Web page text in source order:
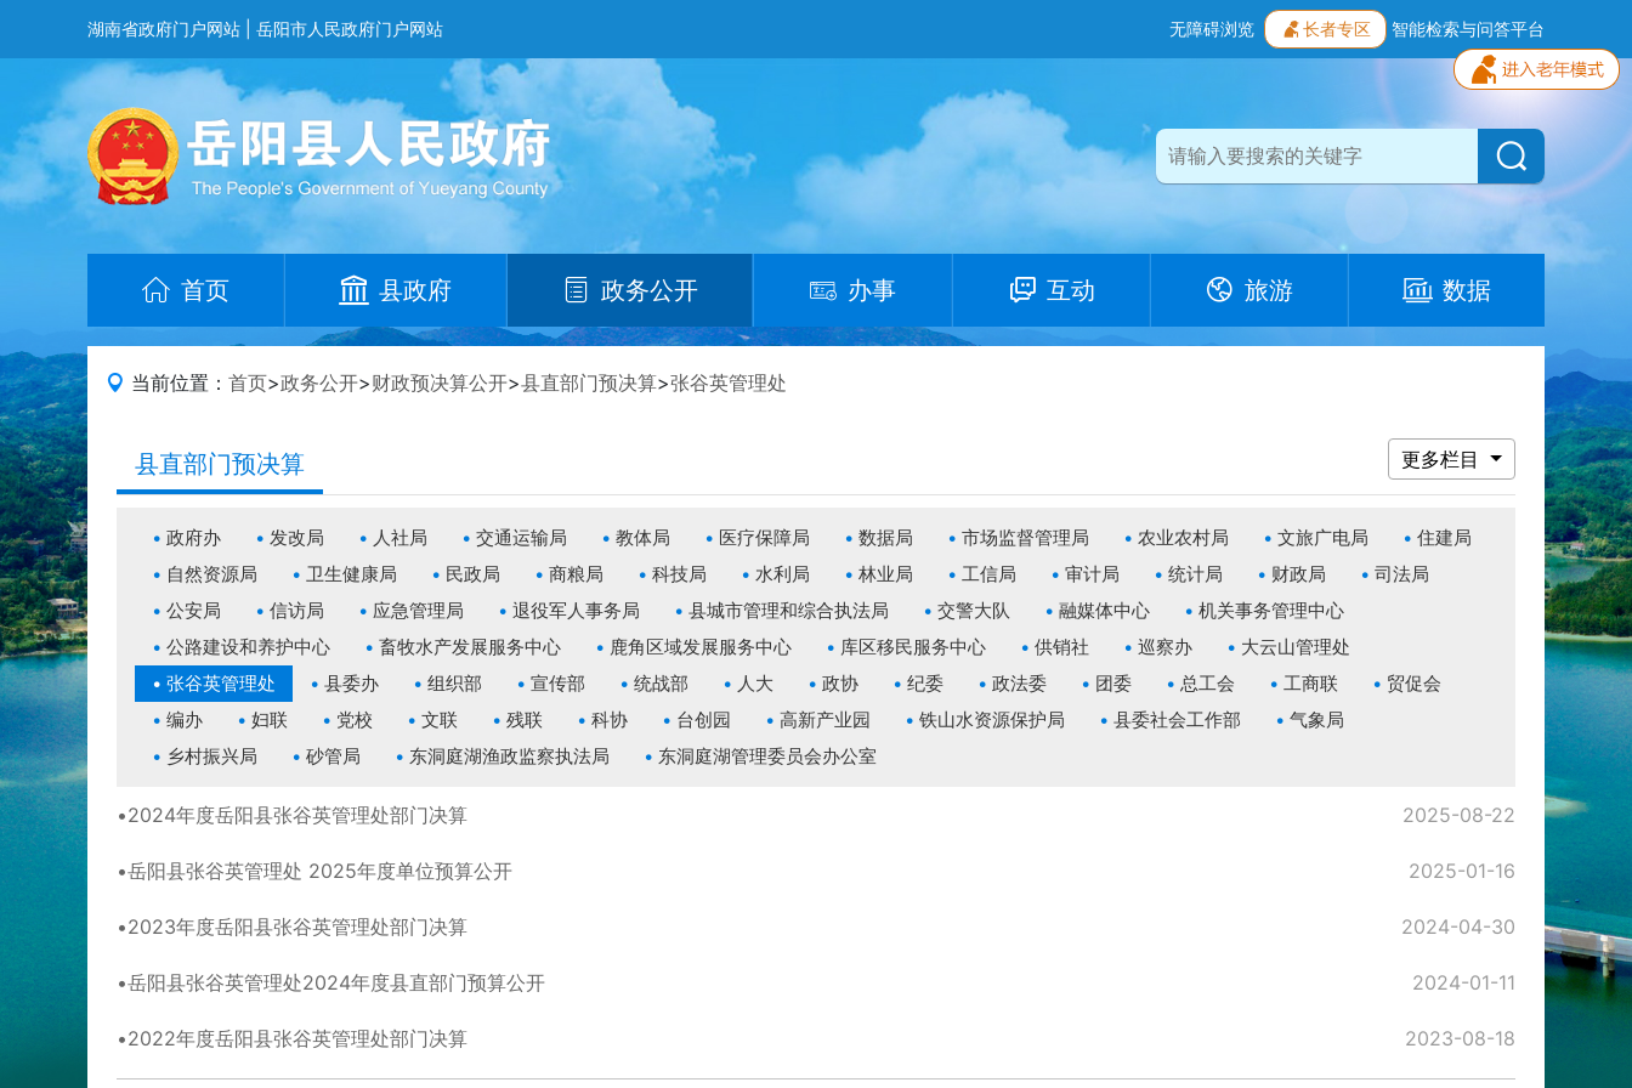
湖南省政府门户网站 岳阳市人民政府门户网站 无障碍浏览 长者专区 智能检索与问答平台
首页 县政府 政务公开 办事 互动 旅游 数据
当前位置： 首页>政务公开>财政预决算公开>县直部门预决算>张谷英管理处
县直部门预决算 更多栏目
政府办 发改局 人社局 交通运输局 教体局 医疗保障局 数据局 市场监督管理局 农业农村局 文旅广电局
住建局
自然资源局
卫生健康局 民政局 商粮局 科技局 水利局 林业局 工信局 审计局 统计局 财政局
司法局
公安局
信访局 应急管理局 退役军人事务局 县城市管理和综合执法局 交警大队 融媒体中心
机关事务管理中心
公路建设和养护中心
畜牧水产发展服务中心 鹿角区域发展服务中心 库区移民服务中心 供销社 巡察办
大云山管理处
张谷英管理处
县委办 组织部 宣传部 统战部 人大 政协 纪委 政法委 团委 总工会 工商联
贸促会
编办
妇联 党校 文联 残联 科协 台创园 高新产业园 铁山水资源保护局 县委社会工作部
气象局
乡村振兴局
砂管局 东洞庭湖渔政监察执法局 东洞庭湖管理委员会办公室
2024年度岳阳县张谷英管理处部门决算 2025-08-22
岳阳县张谷英管理处 2025年度单位预算公开 2025-01-16
2023年度岳阳县张谷英管理处部门决算 2024-04-30
岳阳县张谷英管理处2024年度县直部门预算公开 2024-01-11
2022年度岳阳县张谷英管理处部门决算 2023-08-18